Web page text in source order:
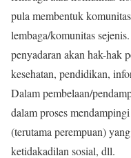
pula membentuk
lembaga/komunitas
penyadaran akan hak-hak
kesehatan, pendidikan,
Dalam pembelaan/
dalam proses
(terutama perempuan)
ketidakadilan sosial, dll.